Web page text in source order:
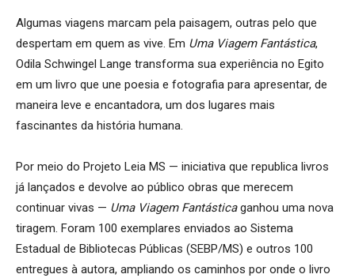
Algumas viagens marcam pela paisagem, outras pelo que
despertam em quem as vive. Em Uma Viagem Fantástica,
Odila Schwingel Lange transforma sua experiência no Egito
em um livro que une poesia e fotografia para apresentar, de
maneira leve e encantadora, um dos lugares mais
fascinantes da história humana.
Por meio do Projeto Leia MS — iniciativa que republica livros
já lançados e devolve ao público obras que merecem
continuar vivas — Uma Viagem Fantásticaganhou uma nova
tiragem. Foram 100 exemplares enviados ao Sistema
Estadual de Bibliotecas Públicas (SEBP/MS) e outros 100
entregues à autora, ampliando os caminhos por onde o livro